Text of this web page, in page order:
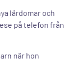
lärdomar och
på telefon från
när hon